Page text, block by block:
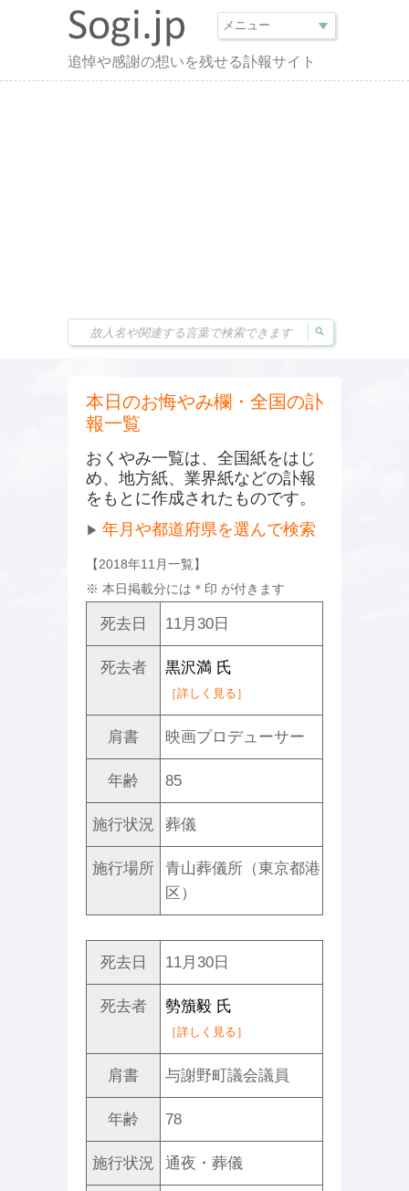
追悼や感謝の想いを残せる訃報サイト
本日のお悔やみ欄・全国の訃
報一覧
おくやみ一覧は、全国紙をはじ
め、地方紙、業界紙などの訃報
をもとに作成されたものです。
▶ 年月や都道府県を選んで検索
【2018年11月一覧】
※ 本日掲載分には ＊ 印 が付きます
死去日 11月30日
死去者 黒沢満 氏
［詳しく見る］
肩書 映画プロデューサー
年齢 85
施行状況 葬儀
施行場所
青山葬儀所（東京都港
区）
死去日 11月30日
死去者 勢籏毅 氏
［詳しく見る］
肩書 与謝野町議会議員
年齢 78
施行状況 通夜・葬儀